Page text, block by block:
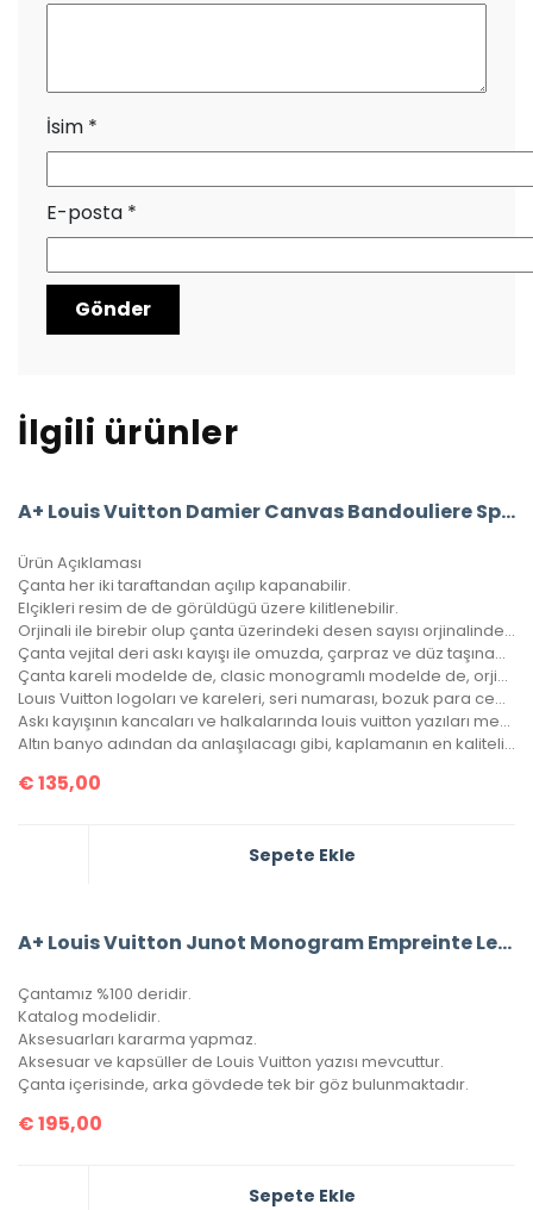
İsim *
E-posta *
İlgili ürünler
A+ Louis Vuitton Damier Canvas Bandouliere Speedy 30’Luk Vejital Deri
Ürün Açıklaması
Çanta her iki taraftandan açılıp kapanabilir.
Elçikleri resim de de görüldügü üzere kilitlenebilir.
Orjinali ile birebir olup çanta üzerindeki desen sayısı orjinalinde ki ile aynıdır.
Çanta vejital deri askı kayışı ile omuzda, çarpraz ve düz taşınabilir.
Çanta kareli modelde de, clasic monogramlı modelde de, orjinalinde ki kare sayısı ile çantamızdaki kare sayıları eşittir.
Louıs Vuitton logoları ve kareleri, seri numarası, bozuk para cebi ile birebir aynıdır.
Askı kayışının kancaları ve halkalarında louis vuitton yazıları mevcuttur ve metal aksamları altın banyodur.
Altın banyo adından da anlaşılacagı gibi, kaplamanın en kaliteli olanıdır. Ömürlüktür, kararma yapmaz.
€135,00
Sepete Ekle
A+ Louis Vuitton Junot Monogram Empreinte Leather
Çantamız %100 deridir.
Katalog modelidir.
Aksesuarları kararma yapmaz.
Aksesuar ve kapsüller de Louis Vuitton yazısı mevcuttur.
Çanta içerisinde, arka gövdede tek bir göz bulunmaktadır.
€195,00
Sepete Ekle